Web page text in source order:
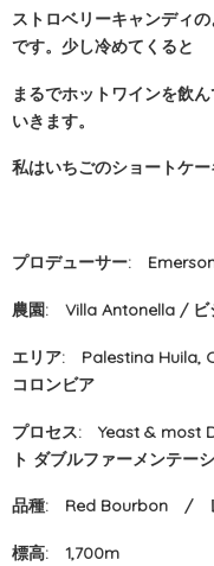
ストロベリーキャンディ
です。少し冷めてくると
まるでホットワインを飲
いきます。
私はいちごのショートケー
プロデューサー:
農園: Villa Antonella / ビ
エリア: Palestina Huila,
コロンビア
プロセス: Yeast &
ト ダブルファーメンテー
品種: Red Bourbon /
標高: 1,700m